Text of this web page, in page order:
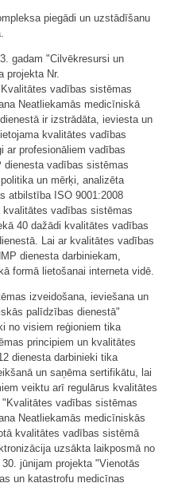
piegādi un uzstādīšanu
gadam "Cilvēkresursi un
projekta Nr.
vadības sistēmas
Neatliekamās medicīniskā
ir izstrādāta, ieviesta un
kvalitātes vadības
ar profesionāliem vadības
vadības sistēmas
un mērķi, analizēta
atbilstība ISO 9001:2008
vadības sistēmas
40 dažādi kvalitātes vadības
Lai ar kvalitātes vadības
dienesta darbiniekam,
formā lietošanai interneta vidē.
izveidošana, ieviešana un
palīdzības dienestā"
no visiem reģioniem tika
principiem un kvalitātes
dienesta darbinieki tika
un saņēma sertifikātu, lai
veiktu arī regulārus kvalitātes
vadības sistēmas
Neatliekamās medicīniskās
kvalitātes vadības sistēmā
uzsākta laikposmā no
jūnijam projekta "Vienotās
un katastrofu medicīnas